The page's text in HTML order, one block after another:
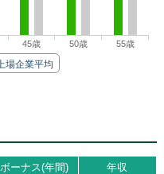
上場企業平均
45歳 50歳 55歳
ボーナス(年間)
年収